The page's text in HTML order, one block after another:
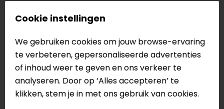
Gevoerde vingerknokkels
Meer informatie nodig?
Heb je meer informatie nodig over dit product?
Neem dancontact met ons op of kom langs in één
onze winkels in Breda, Capelle aan den IJssel,
Cookie instellingen
We gebruiken cookies om jouw browse-ervaring
te verbeteren, gepersonaliseerde advertenties
of inhoud weer te geven en ons verkeer te
analyseren. Door op ‘Alles accepteren’ te
klikken, stem je in met ons gebruik van cookies.